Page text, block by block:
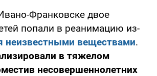
Франковске двое
попали в реанимацию из-
неизвестными веществами.
в тяжелом
несовершеннолетних